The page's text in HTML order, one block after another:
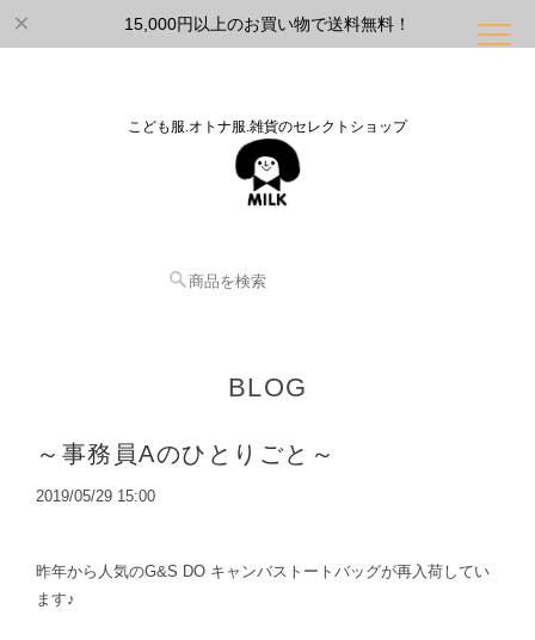
15,000円以上のお買い物で送料無料！
こども服.オトナ服.雑貨のセレクトショップ
BLOG
～事務員Aのひとりごと～
2019/05/29 15:00
昨年から人気のG&S DO キャンバストートバッグが再入荷してい
ます♪